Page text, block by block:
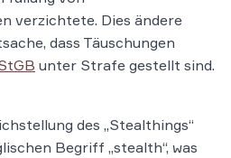
verzichtete. Dies ändere
dass Täuschungen
unter Strafe gestellt sind.
des „Stealthings“
Begriff „stealth“, was